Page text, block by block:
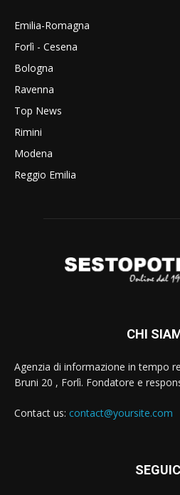
Emilia-Romagna
Forlì - Cesena
Bologna
Ravenna
Top News
Rimini
Modena
Reggio Emilia
CHI
Agenzia di informazione in tempo
Bruni 20 , Forlì. Fondatore e
Contact us: contact@yoursite.com